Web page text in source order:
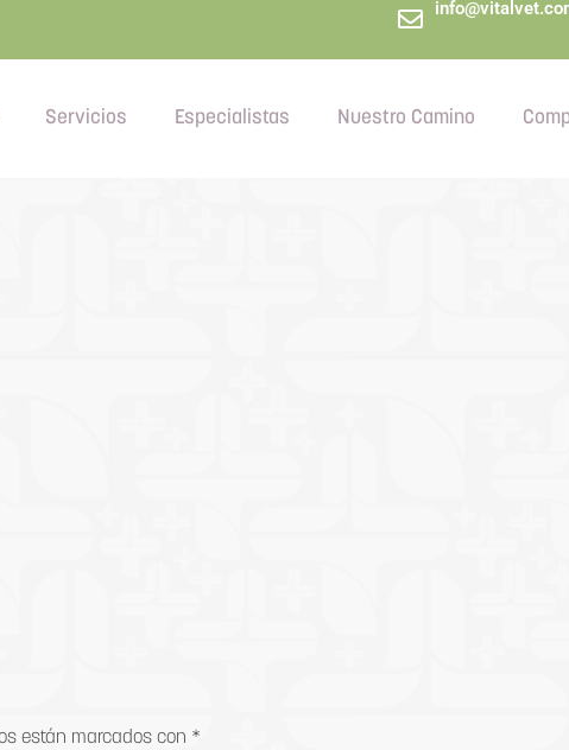
Servicios Especialistas Nuestro Camino
están marcados con *